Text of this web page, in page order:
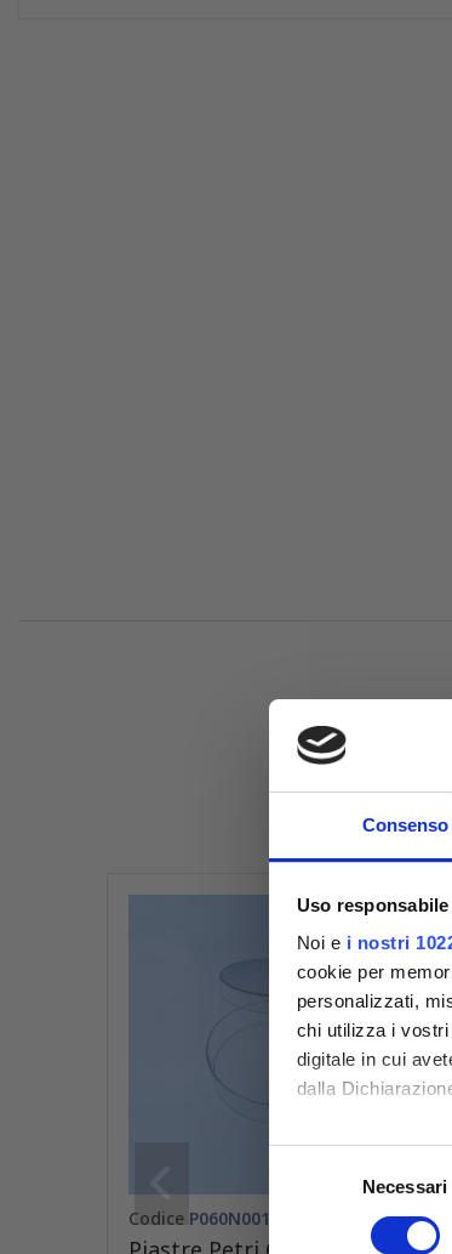
Consenso
Uso
Noi e i nostri
cookie per
personalizzati,
chi utilizza i
digitale in cui
dalla
Con il tuo
raccogliere
Approfondisci
Necessari
Codice P060N001